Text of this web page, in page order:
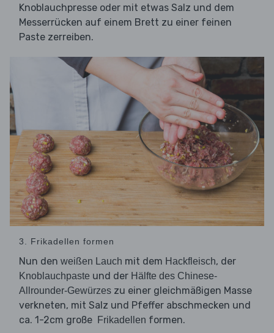
Knoblauchpresse oder mit etwas Salz und dem
Messerrücken auf einem Brett zu einer feinen
Paste zerreiben.
3. Frikadellen formen
Nun den weißen Lauch mit dem Hackfleisch, der
Knoblauchpaste und der Hälfte des Chinese-
Allrounder-Gewürzes zu einer gleichmäßigen Masse
verkneten, mit Salz und Pfeffer abschmecken und
ca. 1-2cm große
Frikadellen formen.